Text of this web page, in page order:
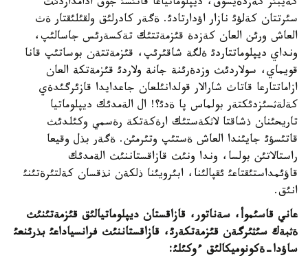
كةيبئر كةزدةيسوق، ديپلوماتياعا قاتئسئ جوق ادامداردئث
سئرتتان كةلؤئ نازار اؤدارتادئ. ةگةر كادرلئق ولقئلئقتار ةث
العاش ورئن العان كةزدة قئزمةتتئك تةكسةرئس جاسالئپ،
ونداي ديپلوماتتاردئ ةلگة شاقئرئپ، قئزمةتتةن بوساتئپ قانا
قويماي، سولاردئث وزدةرئنة جانة ولاردئ قئزمةتكة العان
ازاماتتارعا قاتاث شارالار قولدانئلعان جاعدايدا قازئرگئدةي
كةلةثسئزدئكتةر بولماس پا ةدئ؟! ال الةمدئك ديپلوماتيا
تاريحئنان ذشاقتا لاثكةستئك ارةكةتكة رةسمي وكئلدئث
قاتئسؤئ جايئندا العاش ةستئپ وتئرمئن. ةگةر بذل وقيعا
راستالاتئن بولسا، وندا ونئث قازاقستاننئث الةمدئك
قاؤئمداستئقتاعئ ئقپالئنا، ابئرويئنا ذلكةن نذقسان كةلتئرةتئنئ
انئق.
عاني قاسئموأ، سةناتور، قازاقستان ديپلوماتيالئق قئزمةتئنئث
ةثبةك سئثئرگةن قئزمةتكةرئ، قازاقستاننئث فرانسياداعئ بذرئنعئ
ساؤدا-ةكونوميكالئق ءوكئلئ: